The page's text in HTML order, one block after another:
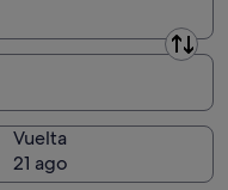
Vuelta
21 ago